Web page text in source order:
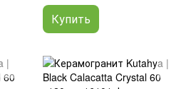
Купить